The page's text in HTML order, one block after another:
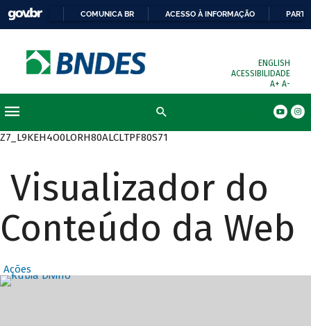
COMUNICA BR ACESSO À INFORMAÇÃO
ENGLISH
ACESSIBILIDADE
A+ A-
Z7_L9KEH4O0LORH80ALCLTPF80S71
Visualizador do
Conteúdo da Web
Ações
Destaques